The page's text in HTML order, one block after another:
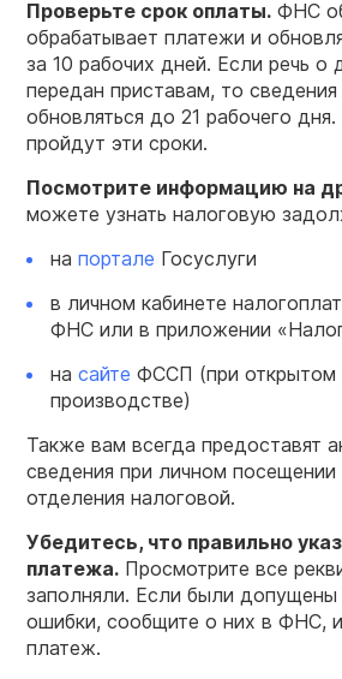
Проверьте срок оплаты. ФНС
обрабатывает платежи и
за 10 рабочих дней. Если речь о
передан приставам, то сведения
обновляться до 21 рабочего
пройдут эти сроки.
Посмотрите информацию на
можете узнать налоговую
на портале Госуслуги
в личном кабинете
ФНС или в приложении
на сайте ФССП (при открытом
производстве)
Также вам всегда предоставят
сведения при личном
отделения налоговой.
Убедитесь, что правильно
платежа. Просмотрите все
заполняли. Если были допущены
ошибки, сообщите о них в ФНС, и
платеж.